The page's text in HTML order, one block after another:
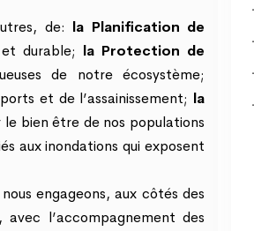
de: la Planification de
durable; la Protection de
de notre écosystème;
et de l’assainissement; la
le bien être de nos populations
aux inondations qui exposent
engageons, aux côtés des
l’accompagnement des